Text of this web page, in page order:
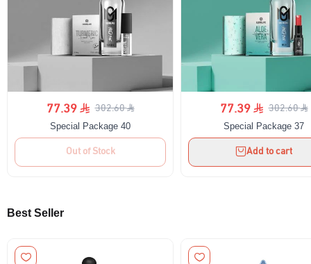
Body butter
Face and hand soap
natural oils
Manicure and nail polish
Oil perfumes
the face
the eyes
Nails
Special packages
Offers 30-60-90
77.39 302.60
Special Package 40
Out of Stock
77.39 302.60
Special Package 37
Add to cart
Best Seller